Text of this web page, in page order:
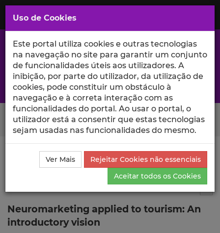
Saltar
para
Conteúdo
Principal
A excelência da investigação e ciência no Iscte
Search Button
Ciência_Iscte Publicações
Descrição Detalhada da
Publicação
Neuromarketing applied to tourism: An
introductory vision
Uso de Cookies
Este portal utiliza cookies e outras tecnologias
na navegação no site para garantir um conjunto
de funcionalidades úteis aos utilizadores. A
inibição, por parte do utilizador, da utilização de
cookies, pode constituir um obstáculo à
navegação e à correta interação com as
funcionalidades do portal. Ao usar o portal, o
utilizador está a consentir que estas tecnologias
sejam usadas nas funcionalidades do mesmo.
Ver Mais
Rejeitar Cookies não essenciais
Aceitar todos os Cookies